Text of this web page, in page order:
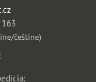
češtine)